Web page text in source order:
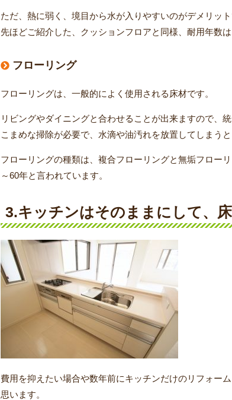
ただ、熱に弱く、境目から水が入りやすいのがデメリット
先ほどご紹介した、クッションフロアと同様、耐用年数は
フローリング
フローリングは、一般的によく使用される床材です。
リビングやダイニングと合わせることが出来ますので、
こまめな掃除が必要で、水滴や油汚れを放置してしまう
フローリングの種類は、複合フローリングと無垢フロー
～60年と言われています。
3.キッチンはそのままにして、
費用を抑えたい場合や数年前にキッチンだけのリフォー
思います。